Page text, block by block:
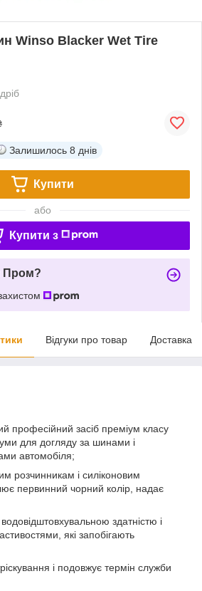
Winso Blacker Wet Tire
Залишилось 8 днів
Купити
або
Купити з
Пром?
Відгуки про товар Доставка
професійний засіб преміум класу
для догляду за шинами і
автомобіля;
розчинникам і силіконовим
первинний чорний колір, надає
здатністю і
які запобігають
і подовжує термін служби